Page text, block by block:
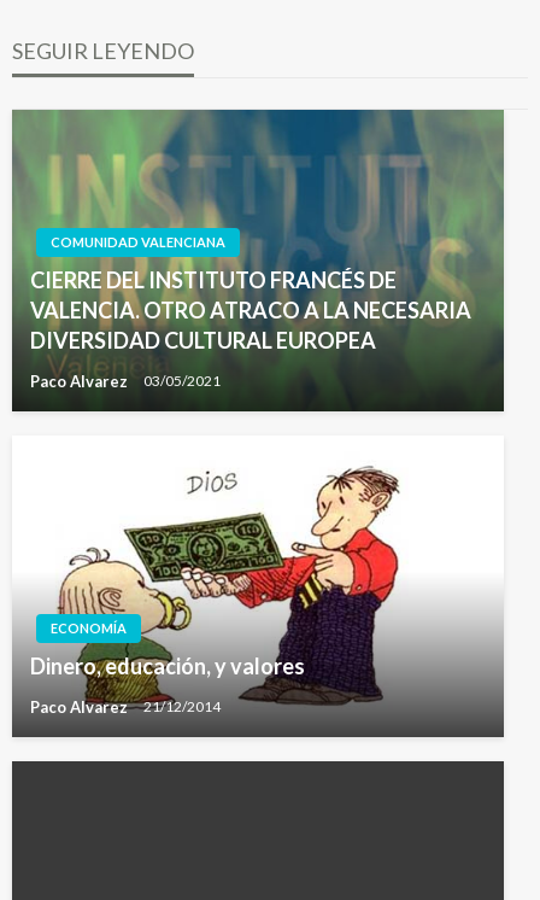
SEGUIR LEYENDO
COMUNIDAD VALENCIANA
CIERRE DEL INSTITUTO FRANCÉS DE
VALENCIA. OTRO ATRACO A LA NECESARIA
DIVERSIDAD CULTURAL EUROPEA
Paco Alvarez 03/05/2021
ECONOMÍA
Dinero, educación, y valores
Paco Alvarez 21/12/2014